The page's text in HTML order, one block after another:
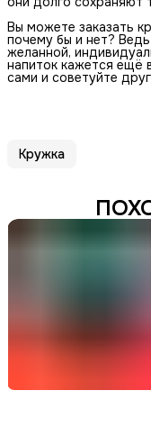
Вы можете заказать
почему бы и нет?
желанной,
напиток кажется ещё
сами и советуйте
Кружка